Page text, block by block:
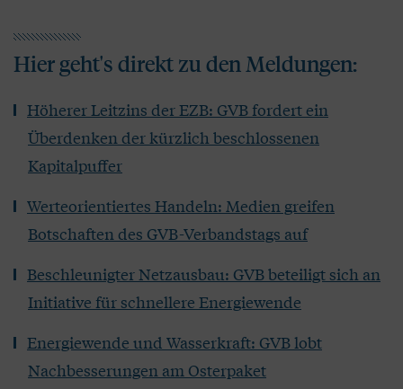
Hier geht's direkt zu den Meldungen:
Höherer Leitzins der EZB: GVB fordert ein
Überdenken der kürzlich beschlossenen
Kapitalpuffer
Werteorientiertes Handeln: Medien greifen
Botschaften des GVB-Verbandstags auf
Beschleunigter Netzausbau: GVB beteiligt sich an
Initiative für schnellere Energiewende
Energiewende und Wasserkraft: GVB lobt
Nachbesserungen am Osterpaket